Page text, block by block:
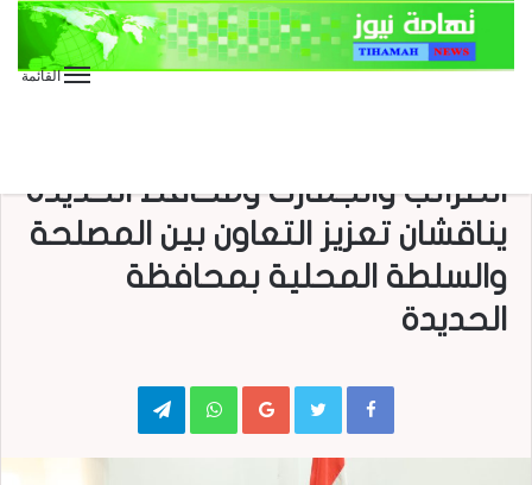
القائمة
الضرائب والجمارك ومحافظ الحديدة
يناقشان تعزيز التعاون بين المصلحة
والسلطة المحلية بمحافظة
الحديدة
Google+
WhatsApp
Telegram